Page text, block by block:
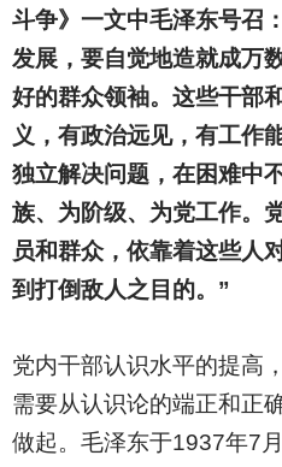
斗争》一文中毛泽东号召
发展，要自觉地造就成万
好的群众领袖。这些干部
义，有政治远见，有工作
独立解决问题，在困难中
族、为阶级、为党工作。
员和群众，依靠着这些人
到打倒敌人之目的。”
党内干部认识水平的提高
需要从认识论的端正和正
做起。毛泽东于1937年7